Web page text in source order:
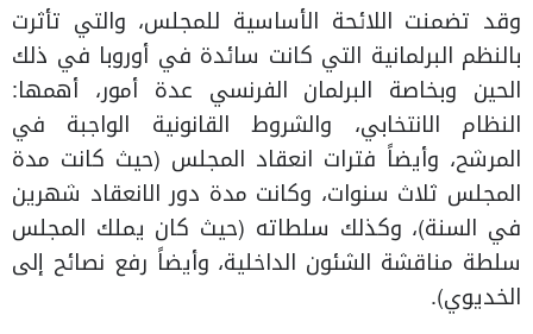
وقد تضمنت اللائحة الأساسية للمجلس، والتي تأثرت
بالنظم البرلمانية التي كانت سائدة في أوروبا في ذلك
الحين وبخاصة البرلمان الفرنسي عدة أمور، أهمها:
النظام الانتخابي، والشروط القانونية الواجبة في
المرشح، وأيضاً فترات انعقاد المجلس (حيث كانت مدة
المجلس ثلاث سنوات، وكانت مدة دور الانعقاد شهرين
في السنة)، وكذلك سلطاته (حيث كان يملك المجلس
سلطة مناقشة الشئون الداخلية، وأيضاً رفع نصائح إلى
الخديوي).